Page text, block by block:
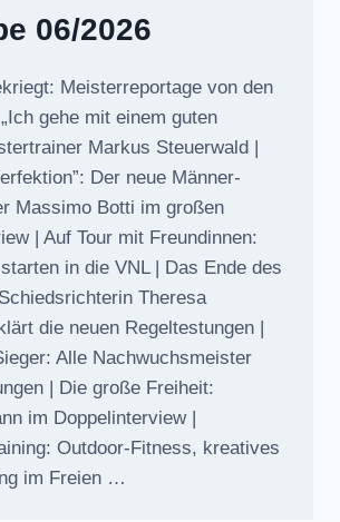
06/2026
Meisterreportage von den
gehe mit einem guten
Markus Steuerwald |
Der neue Männer-
Massimo Botti im großen
| Auf Tour mit Freundinnen:
in die VNL | Das Ende des
Theresa
die neuen Regeltestungen |
Alle Nachwuchsmeister
| Die große Freiheit:
im Doppelinterview |
Outdoor-Fitness, kreatives
im Freien …